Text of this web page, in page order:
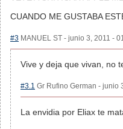
CUANDO ME GUSTABA
#3 MANUEL ST - junio 3, 2011 -
Vive y deja que vivan, no
#3.1 Gr Rufino German - junio
La envidia por Eliax te